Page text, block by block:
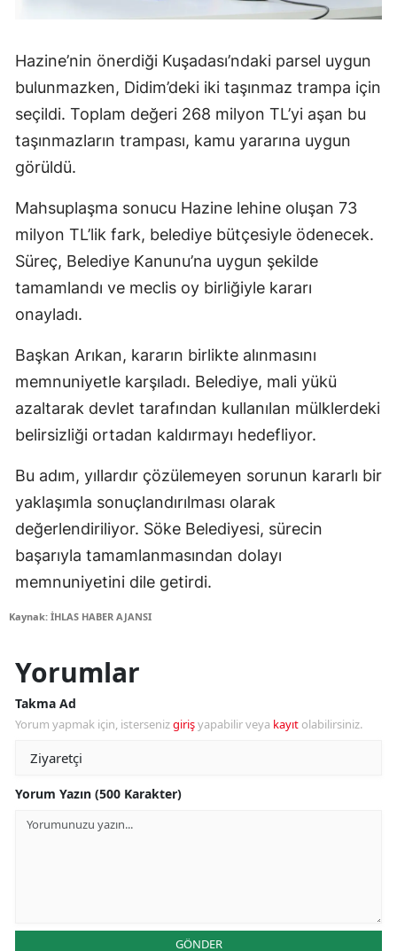
Hazine’nin önerdiği Kuşadası’ndaki parsel uygun
bulunmazken, Didim’deki iki taşınmaz trampa için
seçildi. Toplam değeri 268 milyon TL’yi aşan bu
taşınmazların trampası, kamu yararına uygun
görüldü.
Mahsuplaşma sonucu Hazine lehine oluşan 73
milyon TL’lik fark, belediye bütçesiyle ödenecek.
Süreç, Belediye Kanunu’na uygun şekilde
tamamlandı ve meclis oy birliğiyle kararı
onayladı.
Başkan Arıkan, kararın birlikte alınmasını
memnuniyetle karşıladı. Belediye, mali yükü
azaltarak devlet tarafından kullanılan mülklerdeki
belirsizliği ortadan kaldırmayı hedefliyor.
Bu adım, yıllardır çözülemeyen sorunun kararlı bir
yaklaşımla sonuçlandırılması olarak
değerlendiriliyor. Söke Belediyesi, sürecin
başarıyla tamamlanmasından dolayı
memnuniyetini dile getirdi.
Kaynak: İHLAS HABER AJANSI
Yorumlar
Takma Ad
Yorum yapmak için, istersenizgirişyapabilir veya kayıt olabilirsiniz.
Yorum Yazın (500 Karakter)
GÖNDER